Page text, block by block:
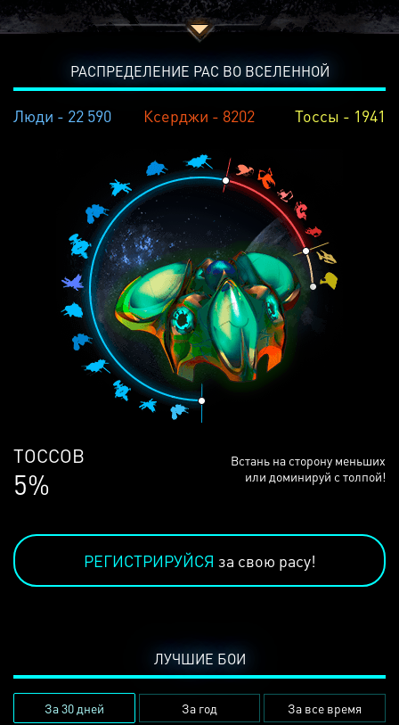
РАСПРЕДЕЛЕНИЕ РАС ВО ВСЕЛЕННОЙ
Люди - 22 590 Ксерджи - 8202 Тоссы - 1941
ЛЮДЕЙ
69%
Встань на сторону меньших
или доминируй с толпой!
РЕГИСТРИРУЙСЯ за свою расу!
ЛУЧШИЕ БОИ
За 30 дней За год За все время